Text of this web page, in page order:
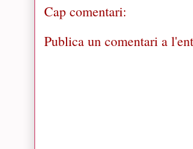
Cap comentari:
Publica un comentari a